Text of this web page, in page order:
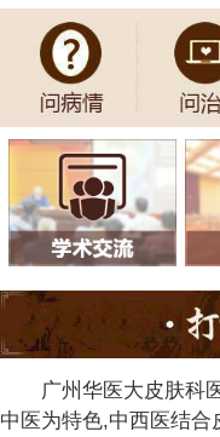
广州华医大皮肤科
中医为特色,中西医结合